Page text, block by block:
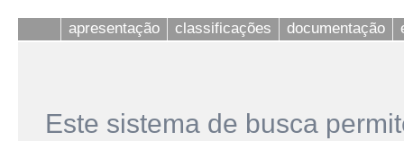
apresentação classificações documentação
Este sistema de busca